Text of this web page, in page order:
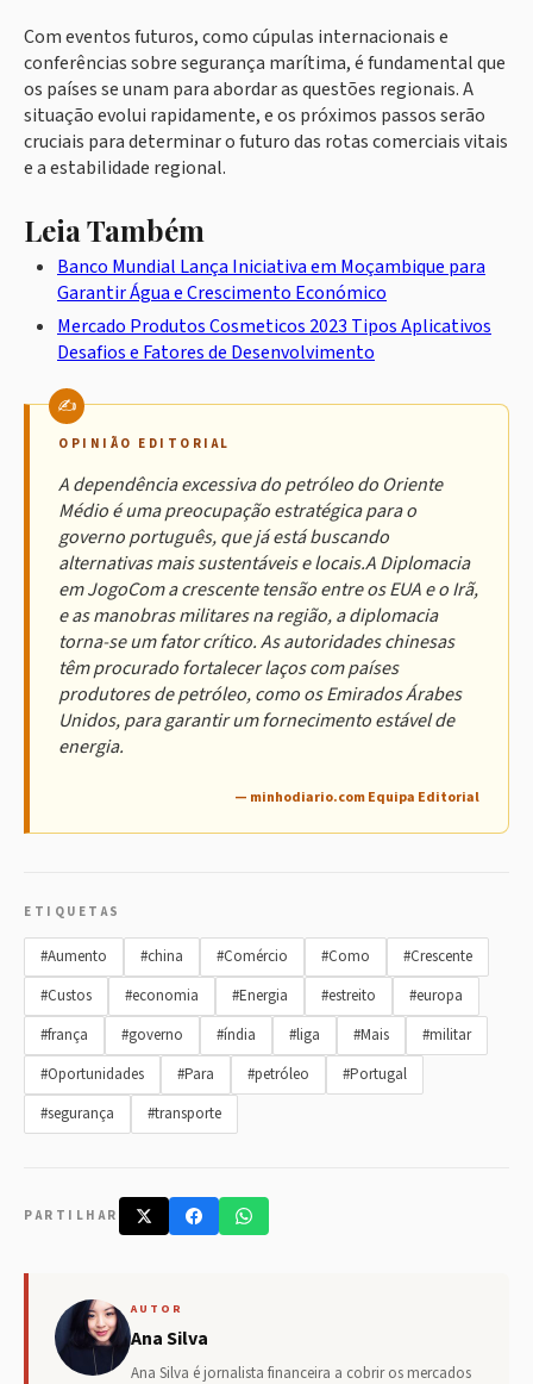
Com eventos futuros, como cúpulas internacionais e
conferências sobre segurança marítima, é fundamental que
os países se unam para abordar as questões regionais. A
situação evolui rapidamente, e os próximos passos serão
cruciais para determinar o futuro das rotas comerciais vitais
e a estabilidade regional.
Leia Também
Banco Mundial Lança Iniciativa em Moçambique para
Garantir Água e Crescimento Económico
Mercado Produtos Cosmeticos 2023 Tipos Aplicativos
Desafios e Fatores de Desenvolvimento
OPINIÃO EDITORIAL
A dependência excessiva do petróleo do Oriente
Médio é uma preocupação estratégica para o
governo português, que já está buscando
alternativas mais sustentáveis e locais.A Diplomacia
em JogoCom a crescente tensão entre os EUA e o Irã,
e as manobras militares na região, a diplomacia
torna-se um fator crítico. As autoridades chinesas
têm procurado fortalecer laços com países
produtores de petróleo, como os Emirados Árabes
Unidos, para garantir um fornecimento estável de
energia.
— minhodiario.com Equipa Editorial
ETIQUETAS
#Aumento #china #Comércio #Como
#Crescente
#Custos
#economia #Energia #estreito
#europa
#frança
#governo #índia #liga #Mais
#militar
#Oportunidades
#Para #petróleo
#Portugal
#segurança
#transporte
PARTILHAR
AUTOR
Ana Silva
Ana Silva é jornalista financeira a cobrir os mercados